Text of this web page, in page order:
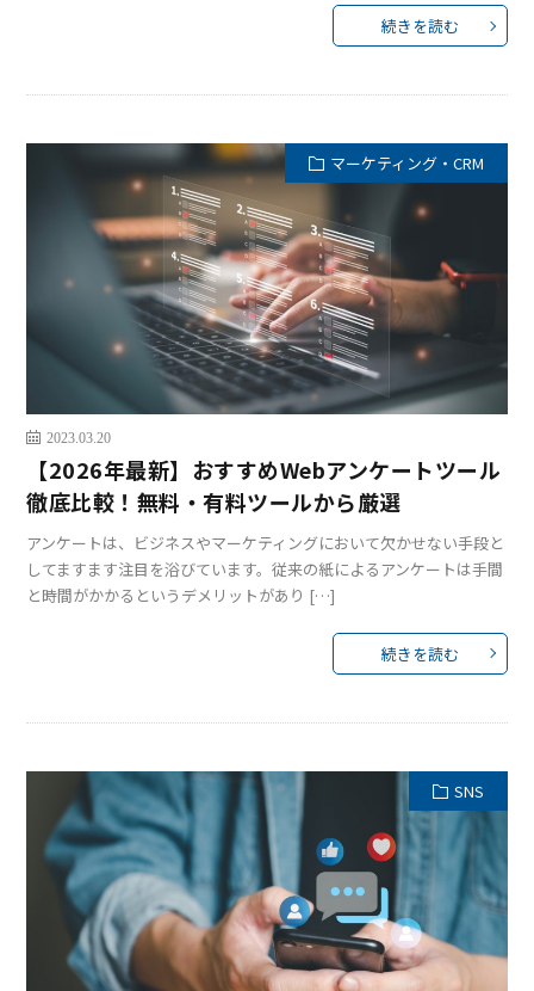
続きを読む
マーケティング・CRM
2023.03.20
【2026年最新】おすすめWebアンケートツール
徹底比較！無料・有料ツールから厳選
アンケートは、ビジネスやマーケティングにおいて欠かせない手段と
してますます注目を浴びています。従来の紙によるアンケートは手間
と時間がかかるというデメリットがあり […]
続きを読む
SNS